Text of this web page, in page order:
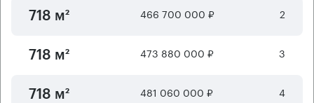
718 м² 466 700 000 ₽ 2
718 м² 473 880 000 ₽ 3
718 м² 481 060 000 ₽ 4